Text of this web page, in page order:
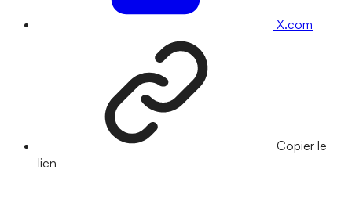
X.com
Copier le
lien